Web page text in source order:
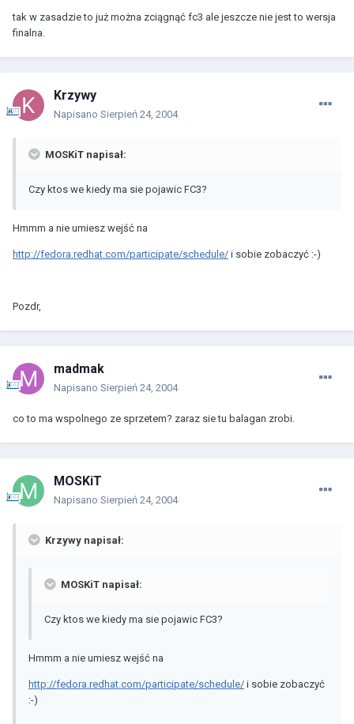
tak w zasadzie to już można zciągnąć fc3 ale jeszcze nie jest to wersja
finalna.
Krzywy
Napisano Sierpień 24, 2004
MOSKiT napisał:
Czy ktos we kiedy ma sie pojawic FC3?
Hmmm a nie umiesz wejść na
http://fedora.redhat.com/participate/schedule/ i sobie zobaczyć :-)
Pozdr,
madmak
Napisano Sierpień 24, 2004
co to ma wspolnego ze sprzetem? zaraz sie tu balagan zrobi.
MOSKiT
Napisano Sierpień 24, 2004
Krzywy napisał:
MOSKiT napisał:
Czy ktos we kiedy ma sie pojawic FC3?
Hmmm a nie umiesz wejść na
http://fedora.redhat.com/participate/schedule/ i sobie zobaczyć
:-)